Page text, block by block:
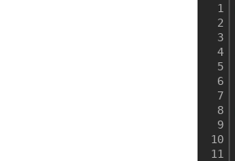
1
2
3
4
5
6
7
8
9
10
11